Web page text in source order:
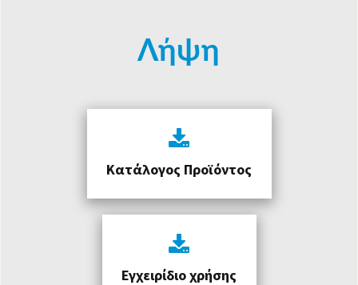
Λήψη
Κατάλογος Προϊόντος
Εγχειρίδιο χρήσης